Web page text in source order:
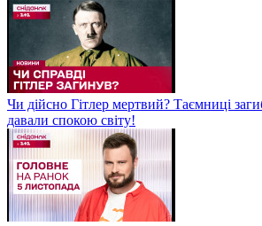
Чи дійсно Гітлер мертвий? Таємниці
давали спокою світу!